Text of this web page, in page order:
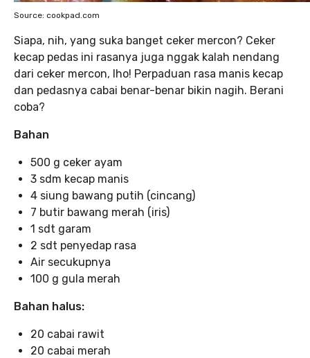
Source: cookpad.com
Siapa, nih, yang suka banget ceker mercon? Ceker
kecap pedas ini rasanya juga nggak kalah nendang
dari ceker mercon, lho! Perpaduan rasa manis kecap
dan pedasnya cabai benar-benar bikin nagih. Berani
coba?
Bahan
500 g ceker ayam
3 sdm kecap manis
4 siung bawang putih (cincang)
7 butir bawang merah (iris)
1 sdt garam
2 sdt penyedap rasa
Air secukupnya
100 g gula merah
Bahan halus:
20 cabai rawit
20 cabai merah